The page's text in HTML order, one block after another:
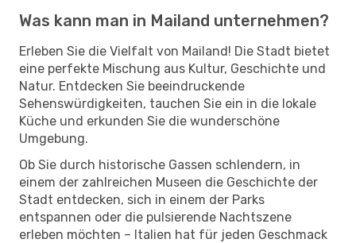
Was kann man in Mailand unternehmen?
Erleben Sie die Vielfalt von Mailand! Die Stadt bietet
eine perfekte Mischung aus Kultur, Geschichte und
Natur. Entdecken Sie beeindruckende
Sehenswürdigkeiten, tauchen Sie ein in die lokale
Küche und erkunden Sie die wunderschöne
Umgebung.
Ob Sie durch historische Gassen schlendern, in
einem der zahlreichen Museen die Geschichte der
Stadt entdecken, sich in einem der Parks
entspannen oder die pulsierende Nachtszene
erleben möchten – Italien hat für jeden Geschmack